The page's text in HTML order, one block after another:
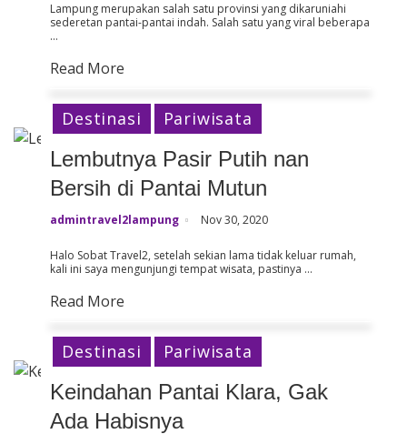
Lampung merupakan salah satu provinsi yang dikaruniahi
sederetan pantai-pantai indah. Salah satu yang viral beberapa
…
Read More
Lembutnya Pasir Putih nan
Bersih di Pantai Mutun
admintravel2lampung Nov 30, 2020
Halo Sobat Travel2, setelah sekian lama tidak keluar rumah,
kali ini saya mengunjungi tempat wisata, pastinya …
Read More
Destinasi Pariwisata
Keindahan Pantai Klara, Gak
Ada Habisnya
Destinasi Pariwisata